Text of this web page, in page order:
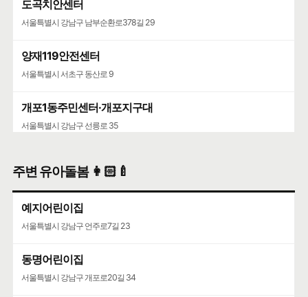
도곡치안센터
서울특별시 강남구 남부순환로378길 29
양재119안전센터
서울특별시 서초구 동산로 9
개포1동주민센터·개포지구대
서울특별시 강남구 선릉로 35
주변 유아돌봄 👩🏻‍🍼
예지어린이집
서울특별시 강남구 언주로7길 23
동명어린이집
서울특별시 강남구 개포로20길 34